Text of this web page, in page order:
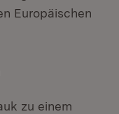
Europäischen
zu einem